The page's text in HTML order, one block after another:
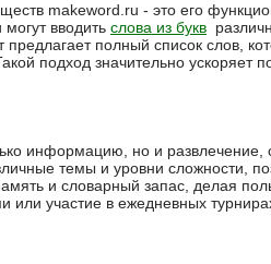
makeword.ru - это его
вводить слова из букв
полный список слов,
подход значительно ускоряет
информацию, но и развлечение,
темы и уровни сложности,
и словарный запас, делая
или участие в ежедневных